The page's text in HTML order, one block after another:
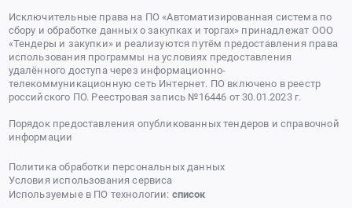
Исключительные права на ПО «Автоматизированная система по
сбору и обработке данных о закупках и торгах» принадлежат ООО
«Тендеры и закупки» и реализуются путём предоставления права
использования программы на условиях предоставления
удалённого доступа через информационно-
телекоммуникационную сеть Интернет. ПО включено в реестр
российского ПО. Реестровая запись №16446 от 30.01.2023 г.
Порядок предоставления опубликованных тендеров и справочной
информации
Политика обработки персональных данных
Условия использования сервиса
Используемые в ПО технологии: список